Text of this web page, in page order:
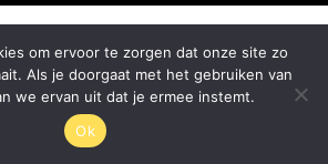
om ervoor te zorgen dat onze site zo
Als je doorgaat met het gebruiken van
we ervan uit dat je ermee instemt.
Ok